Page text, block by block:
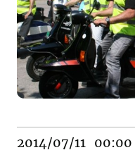
2014/07/11 00:00